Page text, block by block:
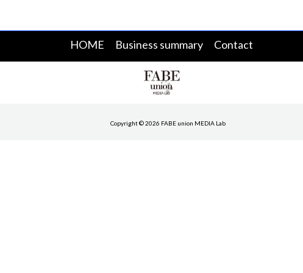
HOME Business summary Contact
Copyright © 2026 FABE union MEDIA Lab